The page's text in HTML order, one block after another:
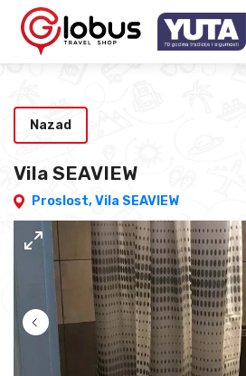
Vila SEAVIEW
Proslost,Vila SEAVIEW
Nazad